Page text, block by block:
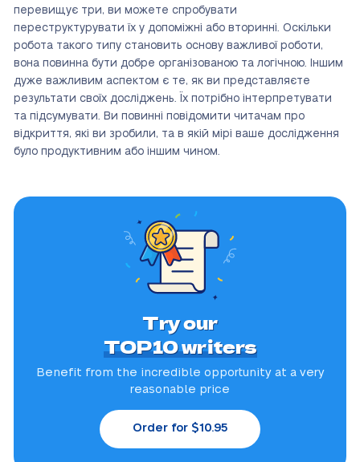
перевищує три, ви можете спробувати
переструктурувати їх у допоміжні або вторинні. Оскільки
робота такого типу становить основу важливої роботи,
вона повинна бути добре організованою та логічною. Іншим
дуже важливим аспектом є те, як ви представляєте
результати своїх досліджень. Їх потрібно інтерпретувати
та підсумувати. Ви повинні повідомити читачам про
відкриття, які ви зробили, та в якій мірі ваше дослідження
було продуктивним або іншим чином.
Try our
TOP10 writers
Benefit from the incredible opportunity at a very
reasonable price
Order for $10.95